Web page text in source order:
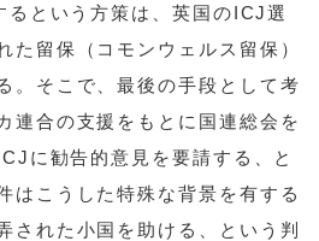
という方策は、英国のICJ選
た留保（コモンウェルス留保）
。そこで、最後の手段として考
連合の支援をもとに国連総会を
に勧告的意見を要請する、と
はこうした特殊な背景を有する
された小国を助ける、という判